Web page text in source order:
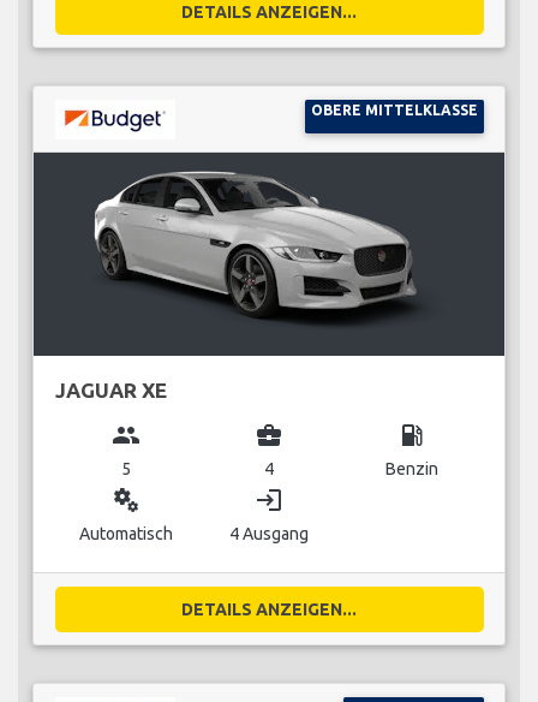
DETAILS ANZEIGEN...
OBERE MITTELKLASSE
JAGUAR XE
group
5
business_center
4
local_gas_station
Benzin
miscellaneous_services
Automatisch
login
4 Ausgang
DETAILS ANZEIGEN...